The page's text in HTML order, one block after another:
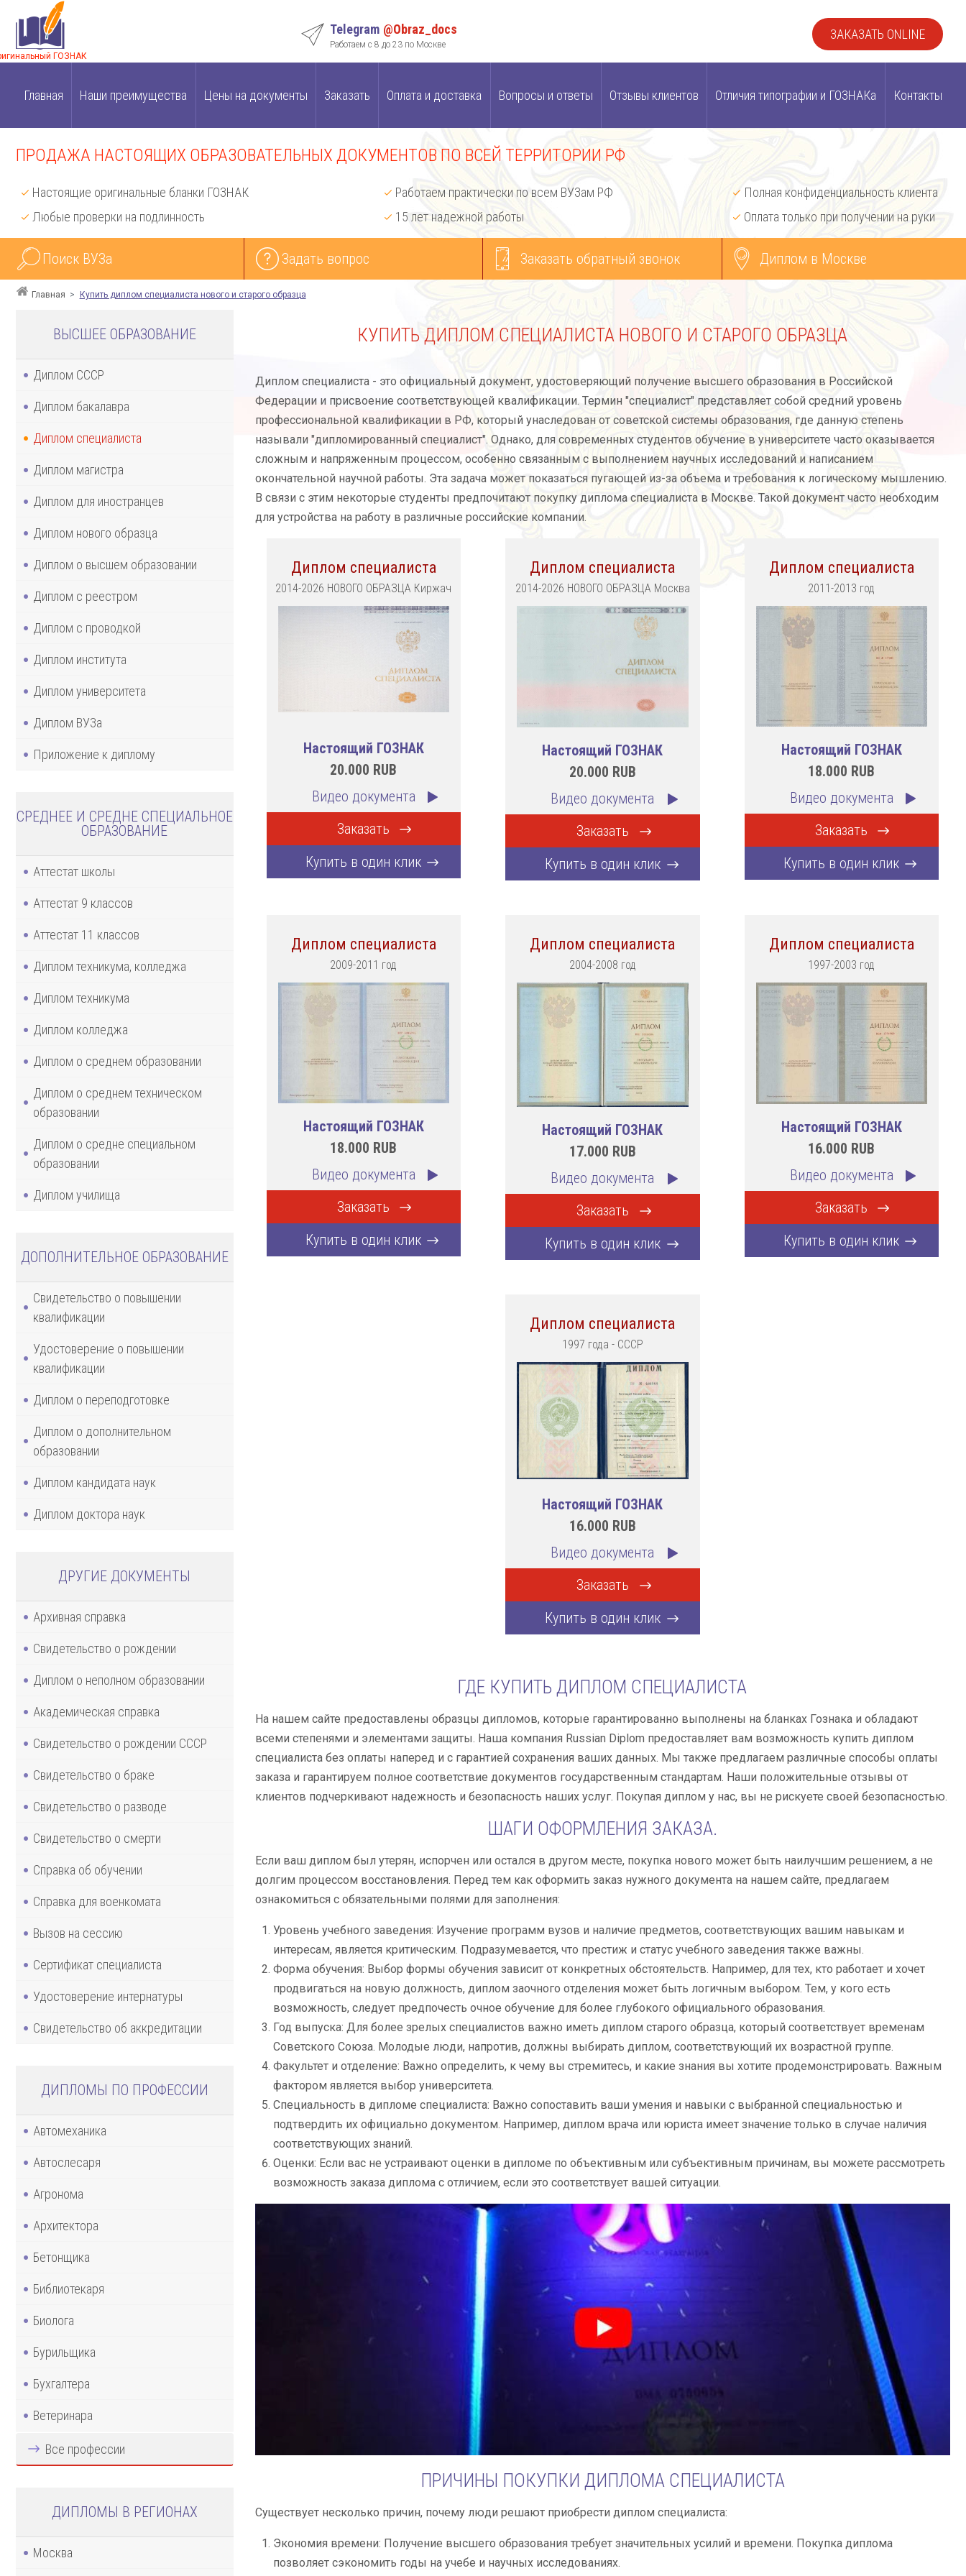
ГОЗНАК
Telegram @Obraz_docs
Работаем с 8 до 23 по Москве
ЗАКАЗАТЬ ONLINE
Главная Наши преимущества Цены на документы Заказать Оплата и доставка Вопросы и ответы Отзывы клиентов Отличия типографии и ГОЗНАКа Контакты
ПРОДАЖА НАСТОЯЩИХ ОБРАЗОВАТЕЛЬНЫХ ДОКУМЕНТОВ ПО ВСЕЙ ТЕРРИТОРИИ РФ
Настоящие оригинальные бланки ГОЗНАК
Любые проверки на подлинность
Работаем практически по всем ВУЗам РФ
15 лет надежной работы
Полная конфиденциальность клиента
Оплата только при получении на руки
Поиск ВУЗа Задать вопрос Заказать обратный звонок Диплом в Москве
Главная Купить диплом специалиста нового и старого образца
ВЫСШЕЕ ОБРАЗОВАНИЕ
Диплом СССР
Диплом бакалавра
Диплом специалиста
Диплом магистра
Диплом для иностранцев
Диплом нового образца
Диплом о высшем образовании
Диплом с реестром
Диплом с проводкой
Диплом института
Диплом университета
Диплом ВУЗа
Приложение к диплому
СРЕДНЕЕ И СРЕДНЕ СПЕЦИАЛЬНОЕ
ОБРАЗОВАНИЕ
Аттестат школы
Аттестат 9 классов
Аттестат 11 классов
Диплом техникума, колледжа
Диплом техникума
Диплом колледжа
Диплом о среднем образовании
Диплом о среднем техническом
образовании
Диплом о средне специальном
образовании
Диплом училища
ДОПОЛНИТЕЛЬНОЕ ОБРАЗОВАНИЕ
Свидетельство о повышении
квалификации
Удостоверение о повышении
квалификации
Диплом о переподготовке
Диплом о дополнительном
образовании
Диплом кандидата наук
Диплом доктора наук
ДРУГИЕ ДОКУМЕНТЫ
Архивная справка
Свидетельство о рождении
Диплом о неполном образовании
Академическая справка
Свидетельство о рождении СССР
Свидетельство о браке
Свидетельство о разводе
Свидетельство о смерти
Справка об обучении
Справка для военкомата
Вызов на сессию
Сертификат специалиста
Удостоверение интернатуры
Свидетельство об аккредитации
ДИПЛОМЫ ПО ПРОФЕССИИ
Автомеханика
Автослесаря
Агронома
Архитектора
Бетонщика
Библиотекаря
Биолога
Бурильщика
Бухгалтера
Ветеринара
Все профессии
ДИПЛОМЫ В РЕГИОНАХ
Москва
КУПИТЬ ДИПЛОМ СПЕЦИАЛИСТА НОВОГО И СТАРОГО ОБРАЗЦА
Диплом специалиста - это официальный документ, удостоверяющий получение высшего образования в Российской
Федерации и присвоение соответствующей квалификации. Термин "специалист" представляет собой средний уровень
профессиональной квалификации в РФ, который унаследован от советской системы образования, где данную степень
называли "дипломированный специалист". Однако, для современных студентов обучение в университете часто оказывается
сложным и напряженным процессом, особенно связанным с выполнением научных исследований и написанием
окончательной научной работы. Эта задача может показаться пугающей из-за объема и требования к логическому мышлению.
В связи с этим некоторые студенты предпочитают покупку диплома специалиста в Москве. Такой документ часто необходим
для устройства на работу в различные российские компании.
Диплом специалиста
2014-2026 НОВОГО ОБРАЗЦА Киржач
Настоящий ГОЗНАК
20.000 RUB
Видео документа
Заказать
Купить в один клик
Диплом специалиста
2014-2026 НОВОГО ОБРАЗЦА Москва
Настоящий ГОЗНАК
20.000 RUB
Видео документа
Заказать
Купить в один клик
Диплом специалиста
2011-2013 год
Настоящий ГОЗНАК
18.000 RUB
Видео документа
Заказать
Купить в один клик
Диплом специалиста
2009-2011 год
Настоящий ГОЗНАК
18.000 RUB
Видео документа
Заказать
Купить в один клик
Диплом специалиста
2004-2008 год
Настоящий ГОЗНАК
17.000 RUB
Видео документа
Заказать
Купить в один клик
Диплом специалиста
1997-2003 год
Настоящий ГОЗНАК
16.000 RUB
Видео документа
Заказать
Купить в один клик
Диплом специалиста
1997 года - СССР
Настоящий ГОЗНАК
16.000 RUB
Видео документа
Заказать
Купить в один клик
ГДЕ КУПИТЬ ДИПЛОМ СПЕЦИАЛИСТА
На нашем сайте предоставлены образцы дипломов, которые гарантированно выполнены на бланках Гознака и обладают
всеми степенями и элементами защиты. Наша компания Russian Diplom предоставляет вам возможность купить диплом
специалиста без оплаты наперед и с гарантией сохранения ваших данных. Мы также предлагаем различные способы оплаты
заказа и гарантируем полное соответствие документов государственным стандартам. Наши положительные отзывы от
клиентов подчеркивают надежность и безопасность наших услуг. Покупая диплом у нас, вы не рискуете своей безопасностью.
ШАГИ ОФОРМЛЕНИЯ ЗАКАЗА.
Если ваш диплом был утерян, испорчен или остался в другом месте, покупка нового может быть наилучшим решением, а не
долгим процессом восстановления. Перед тем как оформить заказ нужного документа на нашем сайте, предлагаем
ознакомиться с обязательными полями для заполнения:
Уровень учебного заведения: Изучение программ вузов и наличие предметов, соответствующих вашим навыкам и
интересам, является критическим. Подразумевается, что престиж и статус учебного заведения также важны.
Форма обучения: Выбор формы обучения зависит от конкретных обстоятельств. Например, для тех, кто работает и хочет
продвигаться на новую должность, диплом заочного отделения может быть логичным выбором. Тем, у кого есть
возможность, следует предпочесть очное обучение для более глубокого официального образования.
Год выпуска: Для более зрелых специалистов важно иметь диплом старого образца, который соответствует временам
Советского Союза. Молодые люди, напротив, должны выбирать диплом, соответствующий их возрастной группе.
Факультет и отделение: Важно определить, к чему вы стремитесь, и какие знания вы хотите продемонстрировать. Важным
фактором является выбор университета.
Специальность в дипломе специалиста: Важно сопоставить ваши умения и навыки с выбранной специальностью и
подтвердить их официально документом. Например, диплом врача или юриста имеет значение только в случае наличия
соответствующих знаний.
Оценки: Если вас не устраивают оценки в дипломе по объективным или субъективным причинам, вы можете рассмотреть
возможность заказа диплома с отличием, если это соответствует вашей ситуации.
ПРИЧИНЫ ПОКУПКИ ДИПЛОМА СПЕЦИАЛИСТА
Существует несколько причин, почему люди решают приобрести диплом специалиста:
Экономия времени: Получение высшего образования требует значительных усилий и времени. Покупка диплома
позволяет сэкономить годы на учебе и научных исследованиях.